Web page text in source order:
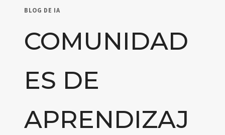
BLOG DE IA
COMUNIDAD
ES DE
APRENDIZAJ